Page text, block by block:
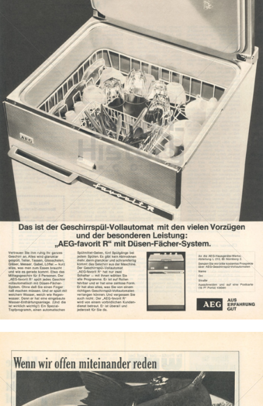
AEG - Electrolux Hausgeräte
Electrolux Hausgeräte GmbH - Markenvertrieb AEG
Bild-ID: 886